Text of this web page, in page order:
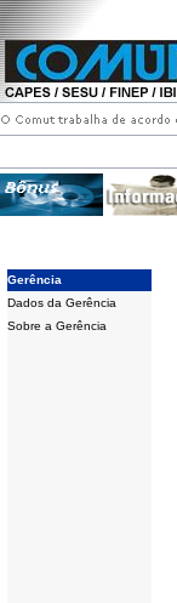
Gerência
Dados da Gerência
Sobre a Gerência